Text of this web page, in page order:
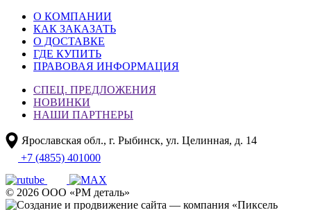
О КОМПАНИИ
КАК ЗАКАЗАТЬ
О ДОСТАВКЕ
ГДЕ КУПИТЬ
ПРАВОВАЯ ИНФОРМАЦИЯ
СПЕЦ. ПРЕДЛОЖЕНИЯ
НОВИНКИ
НАШИ ПАРТНЕРЫ
Ярославская обл., г. Рыбинск, ул. Целинная, д. 14
+7 (4855) 401000
© 2026 ООО «РМ деталь»